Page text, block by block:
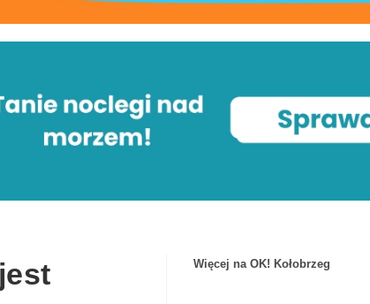
Więcej na OK! Kołobrzeg